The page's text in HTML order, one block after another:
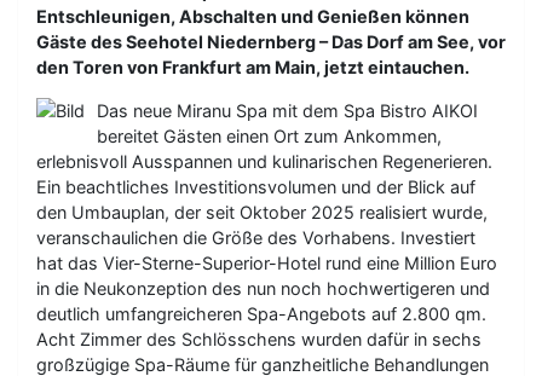
Entschleunigen, Abschalten und Genießen können
Gäste des Seehotel Niedernberg – Das Dorf am See, vor
den Toren von Frankfurt am Main, jetzt eintauchen.
Das neue Miranu Spa mit dem Spa Bistro AIKOI
bereitet Gästen einen Ort zum Ankommen,
erlebnisvoll Ausspannen und kulinarischen Regenerieren.
Ein beachtliches Investitionsvolumen und der Blick auf
den Umbauplan, der seit Oktober 2025 realisiert wurde,
veranschaulichen die Größe des Vorhabens. Investiert
hat das Vier-Sterne-Superior-Hotel rund eine Million Euro
in die Neukonzeption des nun noch hochwertigeren und
deutlich umfangreicheren Spa-Angebots auf 2.800 qm.
Acht Zimmer des Schlösschens wurden dafür in sechs
großzügige Spa-Räume für ganzheitliche Behandlungen